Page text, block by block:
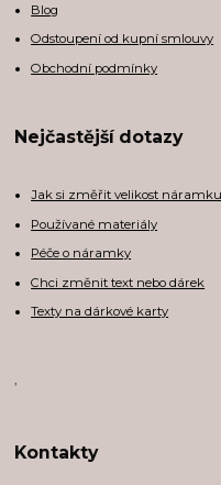
Blog
Odstoupení od kupní smlouvy
Obchodní podmínky
Nejčastější dotazy
Jak si změřit velikost náramku
Používané materiály
Péče o náramky
Chci změnit text nebo dárek
Texty na dárkové karty
,
Kontakty